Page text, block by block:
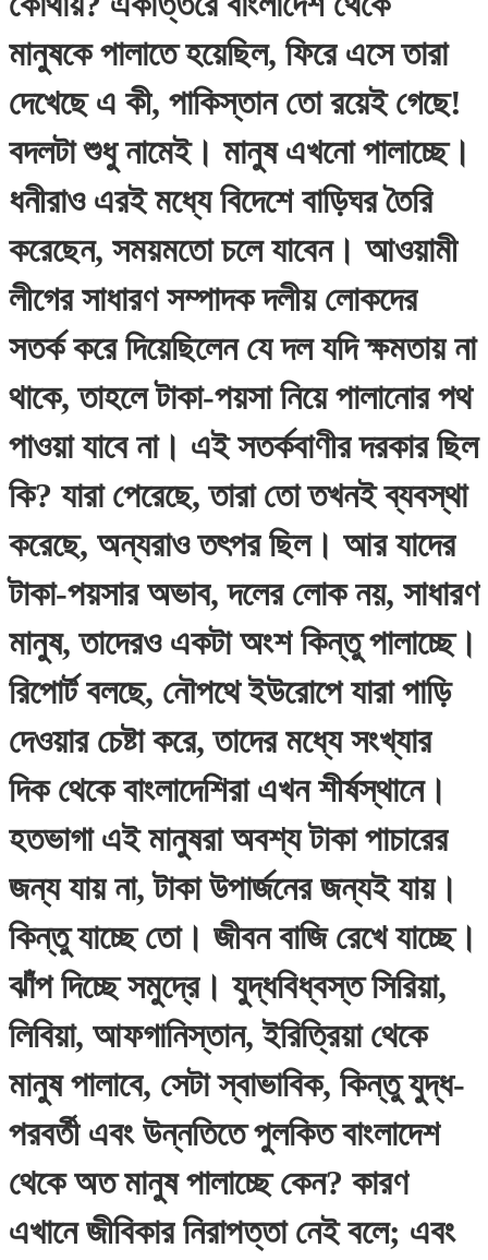
মানুষকে পালাতে হয়েছিল, ফিরে এসে তারা
দেখেছে এ কী, পাকিস্তান তো রয়েই গেছে!
বদলটা শুধু নামেই। মানুষ এখনো পালাচ্ছে।
ধনীরাও এরই মধ্যে বিদেশে বাড়িঘর তৈরি
করেছেন, সময়মতো চলে যাবেন। আওয়ামী
লীগের সাধারণ সম্পাদক দলীয় লোকদের
সতর্ক করে দিয়েছিলেন যে দল যদি ক্ষমতায় না
থাকে, তাহলে টাকা-পয়সা নিয়ে পালানোর পথ
পাওয়া যাবে না। এই সতর্কবাণীর দরকার ছিল
কি? যারা পেরেছে, তারা তো তখনই ব্যবস্থা
করেছে, অন্যরাও তৎপর ছিল। আর যাদের
টাকা-পয়সার অভাব, দলের লোক নয়, সাধারণ
মানুষ, তাদেরও একটা অংশ কিন্তু পালাচ্ছে।
রিপোর্ট বলছে, নৌপথে ইউরোপে যারা পাড়ি
দেওয়ার চেষ্টা করে, তাদের মধ্যে সংখ্যার
দিক থেকে বাংলাদেশিরা এখন শীর্ষস্থানে।
হতভাগা এই মানুষরা অবশ্য টাকা পাচারের
জন্য যায় না, টাকা উপার্জনের জন্যই যায়।
কিন্তু যাচ্ছে তো। জীবন বাজি রেখে যাচ্ছে।
ঝাঁপ দিচ্ছে সমুদ্রে। যুদ্ধবিধ্বস্ত সিরিয়া,
লিবিয়া, আফগানিস্তান, ইরিত্রিয়া থেকে
মানুষ পালাবে, সেটা স্বাভাবিক, কিন্তু যুদ্ধ-
পরবর্তী এবং উন্নতিতে পুলকিত বাংলাদেশ
থেকে অত মানুষ পালাচ্ছে কেন? কারণ
এখানে জীবিকার নিরাপত্তা নেই বলে; এবং